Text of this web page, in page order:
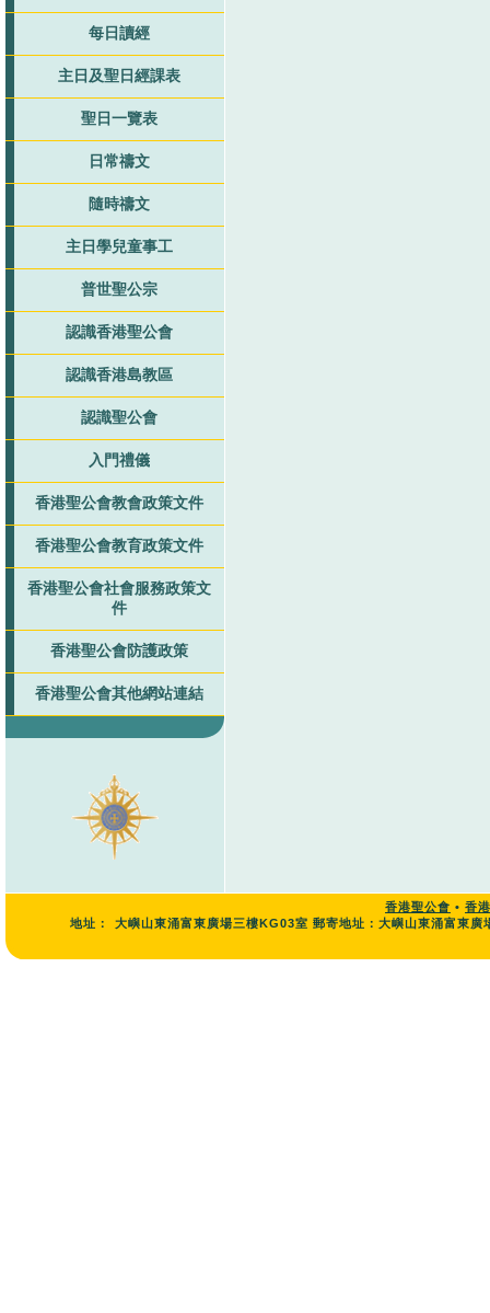
每日讀經
主日及聖日經課表
聖日一覽表
日常禱文
隨時禱文
主日學兒童事工
普世聖公宗
認識香港聖公會
認識香港島教區
認識聖公會
入門禮儀
香港聖公會教會政策文件
香港聖公會教育政策文件
香港聖公會社會服務政策文
件
香港聖公會防護政策
香港聖公會其他網站連結
香港聖公會 • 香
地址：
大嶼山東涌富東廣場三樓KG03室 郵寄地址：大嶼山東涌富東